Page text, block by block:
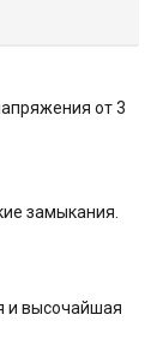
от 3
замыкания.
и высочайшая